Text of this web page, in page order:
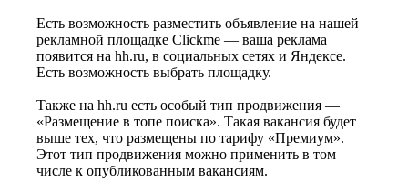
Есть возможность разместить объявление на нашей
рекламной площадке Clickme — ваша реклама
появится на hh.ru, в социальных сетях и Яндексе.
Есть возможность выбрать площадку.
Также на hh.ru есть особый тип продвижения —
«Размещение в топе поиска». Такая вакансия будет
выше тех, что размещены по тарифу «Премиум».
Этот тип продвижения можно применить в том
числе к опубликованным вакансиям.